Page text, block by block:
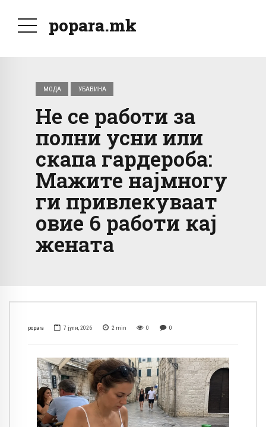
popara.mk
МОДА УБАВИНА
Не се работи за
полни усни или
скапа гардероба:
Мажите најмногу
ги привлекуваат
овие 6 работи кај
жената
popara 7 јули, 2026 2 min 0 0